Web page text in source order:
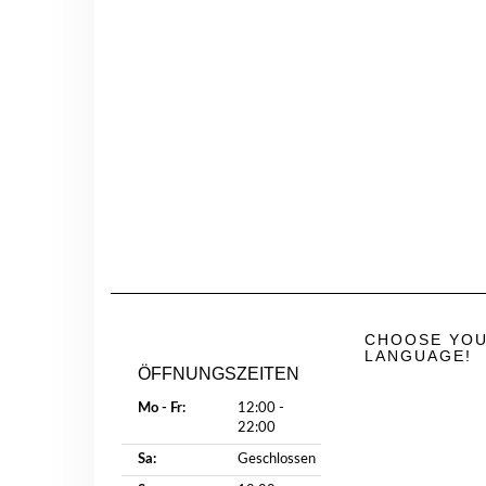
ÖFFNUNGSZEITEN
Mo - Fr:
12:00 -
22:00
Sa: Geschlossen
CHOOSE
LANGUAGE!